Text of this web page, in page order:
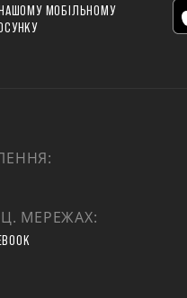
МОБІЛЬНОМУ
МЕРЕЖАХ: